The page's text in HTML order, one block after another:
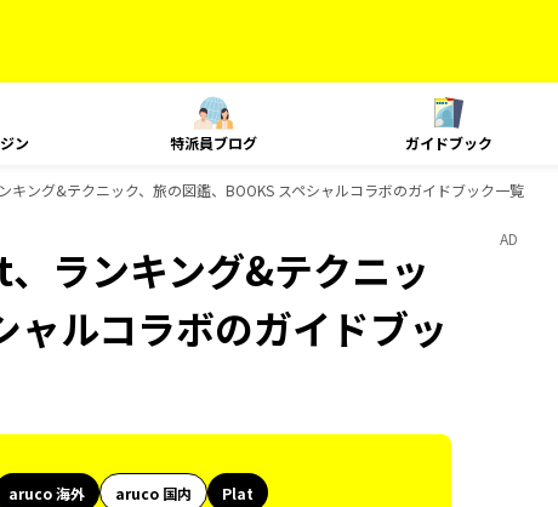
ン 特派員ブログ ガイドブック
キング&テクニック、旅の図鑑、BOOKS スペシャルコラボのガイドブック一覧
ランキング&テクニッ
ャルコラボのガイドブッ
aruco 海外 aruco 国内
Plat
AD